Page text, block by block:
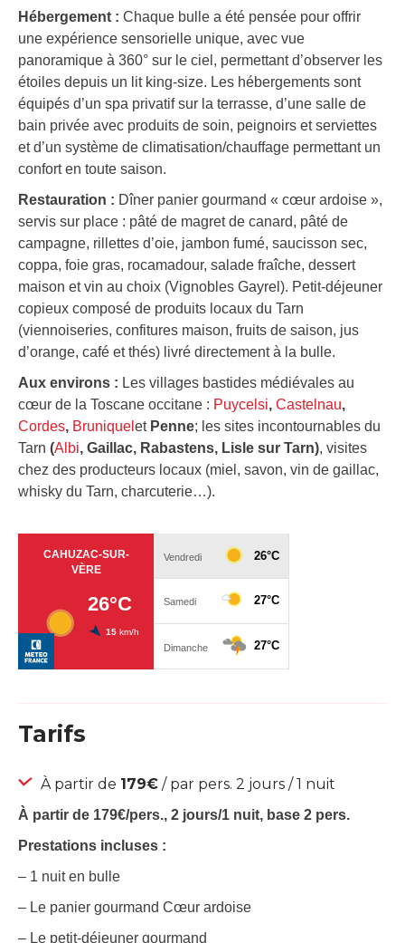
Hébergement : Chaque bulle a été pensée pour offrir
une expérience sensorielle unique, avec vue
panoramique à 360° sur le ciel, permettant d’observer les
étoiles depuis un lit king-size. Les hébergements sont
équipés d’un spa privatif sur la terrasse, d’une salle de
bain privée avec produits de soin, peignoirs et serviettes
et d’un système de climatisation/chauffage permettant un
confort en toute saison.
Restauration : Dîner panier gourmand « cœur ardoise »,
servis sur place : pâté de magret de canard, pâté de
campagne, rillettes d’oie, jambon fumé, saucisson sec,
coppa, foie gras, rocamadour, salade fraîche, dessert
maison et vin au choix (Vignobles Gayrel). Petit-déjeuner
copieux composé de produits locaux du Tarn
(viennoiseries, confitures maison, fruits de saison, jus
d’orange, café et thés) livré directement à la bulle.
Aux environs : Les villages bastides médiévales au
cœur de la Toscane occitane : Puycelsi, Castelnau,
Cordes, Bruniquel etPenne; les sites incontournables du
Tarn (Albi, Gaillac, Rabastens, Lisle sur Tarn), visites
chez des producteurs locaux (miel, savon, vin de gaillac,
whisky du Tarn, charcuterie…).
Tarifs
À partir de 179€ / par pers. 2 jours / 1 nuit
À partir de 179€/pers., 2 jours/1 nuit, base 2 pers.
Prestations incluses :
– 1 nuit en bulle
– Le panier gourmand Cœur ardoise
– Le petit-déjeuner gourmand